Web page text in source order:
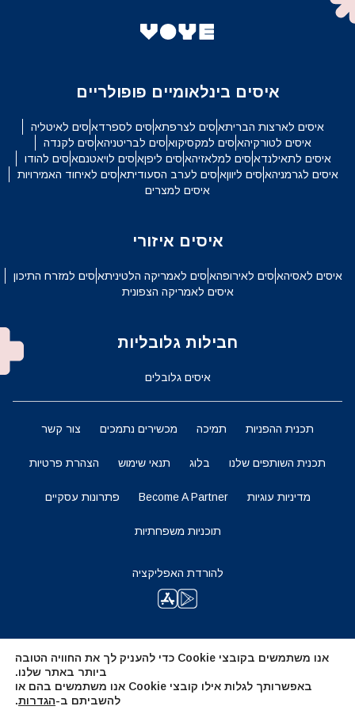
איסים בינלאומיים פופולריים
איסים לארצות הבריתאיסים לצרפתאיסים לספרדאיסים לאיטליה
איסים לטורקיהאיסים למקסיקואיסים לבריטניהאיסים לקנדה
איסים לתאילנדאיסים למלאזיהאיסים ליפןאיסים לויאטנםאיסים להודו
איסים לגרמניהאיסים ליווןאיסים לערב הסעודיתאיסים לאיחוד האמירויות
איסים למצרים
איסים איזורי
איסים לאסיהאיסים לאירופהאיסים לאמריקה הלטיניתאיסים למזרח התיכון
איסים לאמריקה הצפונית
חבילות גלובליות
איסים גלובלים
תכנית ההפניות תמיכה מכשירים נתמכים צור קשר
תכנית השותפים שלנו בלוג תנאי שימוש הצהרת פרטיות
מדיניות עוגיות Become A Partner פתרונות עסקיים
תוכניות משפחתיות
להורדת האפליקציה
השארו מעודכנים
אנו משתמשים בקובצי Cookie כדי להעניק לך את החוויה הטובה
ביותר באתר שלנו.
באפשרותך לגלות אילו קובצי Cookie אנו משתמשים בהם או
להשביתם ב-הגדרות.